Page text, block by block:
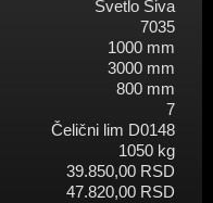
Svetlo Siva
7035
1000 mm
3000 mm
800 mm
7
Čelični lim D0148
1050 kg
39.850,00 RSD
47.820,00 RSD